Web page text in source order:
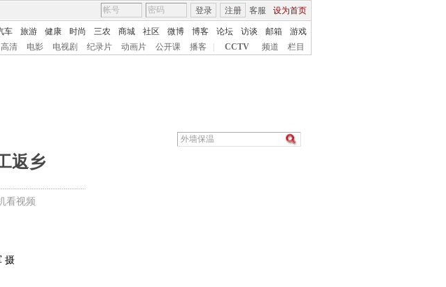
客服 设为首页
登录 注册
车 旅游 健康 时尚 三农 商城 社区 微博 博客 论坛 访谈 邮箱
游戏
高清 电影 电视剧 纪录片 动画片 公开课 播客 CCTV 频道 栏目
返乡
看视频
摄